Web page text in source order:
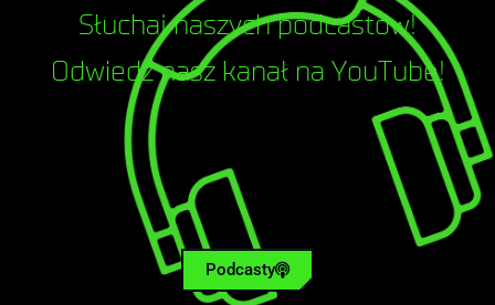
Słuchaj naszych podcastów!
Odwiedź nasz kanał na YouTube!
Podcasty